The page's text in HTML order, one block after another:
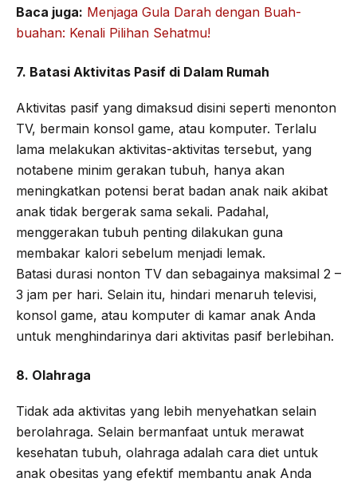
Baca juga: Menjaga Gula Darah dengan Buah-
buahan: Kenali Pilihan Sehatmu!
7. Batasi Aktivitas Pasif di Dalam Rumah
Aktivitas pasif yang dimaksud disini seperti menonton
TV, bermain konsol game, atau komputer. Terlalu
lama melakukan aktivitas-aktivitas tersebut, yang
notabene minim gerakan tubuh, hanya akan
meningkatkan potensi berat badan anak naik akibat
anak tidak bergerak sama sekali. Padahal,
menggerakan tubuh penting dilakukan guna
membakar kalori sebelum menjadi lemak.
Batasi durasi nonton TV dan sebagainya maksimal 2 –
3 jam per hari. Selain itu, hindari menaruh televisi,
konsol game, atau komputer di kamar anak Anda
untuk menghindarinya dari aktivitas pasif berlebihan.
8. Olahraga
Tidak ada aktivitas yang lebih menyehatkan selain
berolahraga. Selain bermanfaat untuk merawat
kesehatan tubuh, olahraga adalah cara diet untuk
anak obesitas yang efektif membantu anak Anda